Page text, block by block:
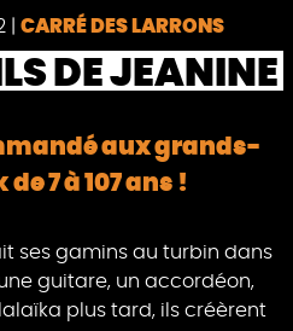
CARRÉ DES LARRONS
DE JEANINE
aux grands-
7 à 107 ans !
ses gamins au turbin dans
guitare, un accordéon,
plus tard, ils créèrent